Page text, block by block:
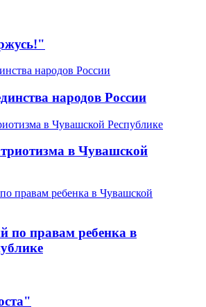
народов России
в Чувашской
по правам ребенка в